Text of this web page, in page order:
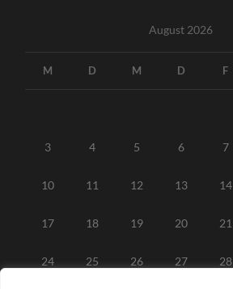
August 2026
M D M D F
3 4 5 6 7
10 11 12 13 14
17 18 19 20 21
24 25 26 27 28